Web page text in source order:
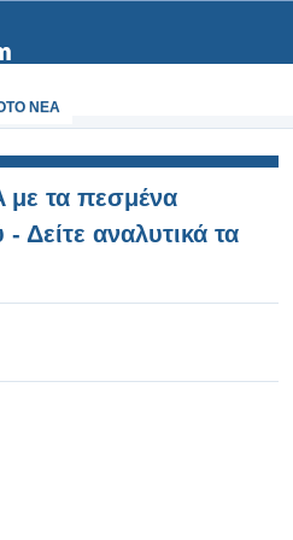
NEA
με τα πεσμένα
Δείτε αναλυτικά τα